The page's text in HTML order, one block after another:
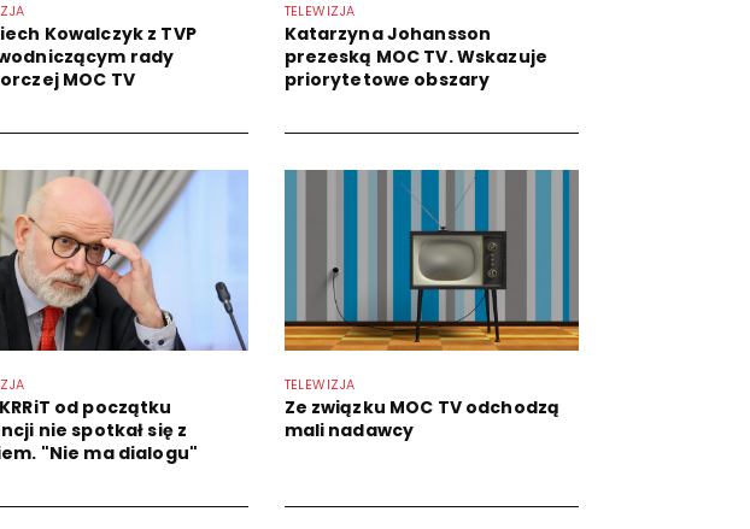
Kowalczyk z TVP
rady
MOC TV
TELEWIZJA
Katarzyna Johansson
prezeską MOC TV. Wskazuje
priorytetowe obszary
od początku
nie spotkał się z
"Nie ma dialogu"
TELEWIZJA
Ze związku MOC TV odchodzą
mali nadawcy